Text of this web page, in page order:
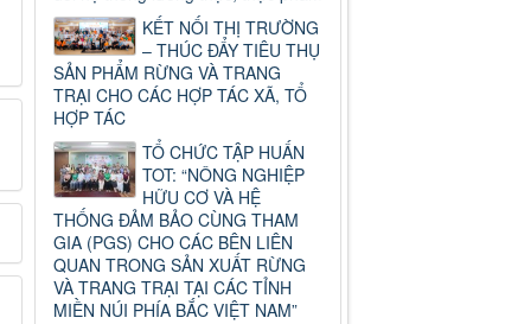
KẾT NỐI THỊ TRƯỜNG
– THÚC ĐẨY TIÊU THỤ
SẢN PHẨM RỪNG VÀ TRANG
TRẠI CHO CÁC HỢP TÁC XÃ, TỔ
HỢP TÁC
TỔ CHỨC TẬP HUẤN
TOT: “NÔNG NGHIỆP
HỮU CƠ VÀ HỆ
THỐNG ĐẢM BẢO CÙNG THAM
GIA (PGS) CHO CÁC BÊN LIÊN
QUAN TRONG SẢN XUẤT RỪNG
VÀ TRANG TRẠI TẠI CÁC TỈNH
MIỀN NÚI PHÍA BẮC VIỆT NAM”